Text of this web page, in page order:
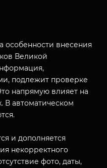
внесения
Великой
подлежит проверке
напрямую влияет на
В автоматическом
и дополняется
некорректного
фото, даты,